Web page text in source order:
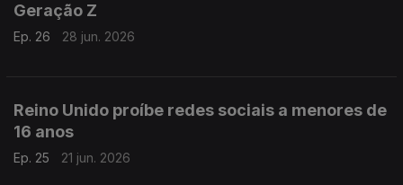
Geração Z
Ep. 26 28 jun. 2026
Reino Unido proíbe redes sociais a menores de
16 anos
Ep. 25 21 jun. 2026